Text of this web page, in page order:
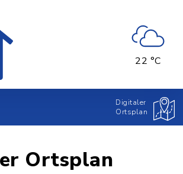
22 °C
Digitaler
Ortsplan
Ortsplan